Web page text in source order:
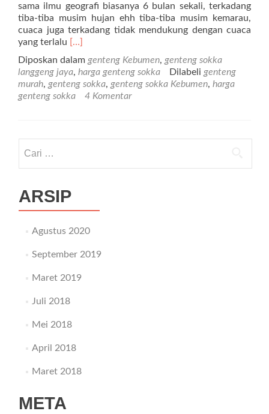
sama ilmu geografi biasanya 6 bulan sekali, terkadang
tiba-tiba musim hujan ehh tiba-tiba musim kemarau,
cuaca juga terkadang tidak mendukung dengan cuaca
yang terlalu Selengkapnya
Genteng
Sokka
Kebumen
Super
Dan
[…]
Diposkan dalam genteng Kebumen, genteng sokka
langgeng jaya, harga genteng sokka Dilabeli genteng
murah, genteng sokka, genteng sokka Kebumen, harga
genteng sokka
4 Komentar
ARSIP
Agustus 2020
September 2019
Maret 2019
Juli 2018
Mei 2018
April 2018
Maret 2018
META